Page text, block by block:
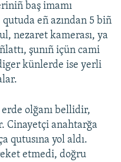
baş imamı
eñ azından 5 biñ
nezaret kamerası, ya
şunıñ içün cami
künlerde ise yerli
olğanı bellidir,
Cinayetçi anahtarğa
qutusına yol aldı.
etmedi, doğru